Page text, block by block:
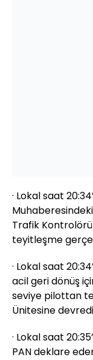
· Lokal saat
Trafik
teyitleşme
· Lokal saat
acil geri dönüş
seviye pilottan
Ünitesine
· Lokal saat
PAN deklare